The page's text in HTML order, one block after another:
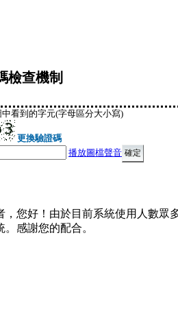
檢查機制
看到的字元(字母區分大小寫)
更換驗證碼
播放圖檔聲音
，您好！由於目前系統使用人數眾
感謝您的配合。